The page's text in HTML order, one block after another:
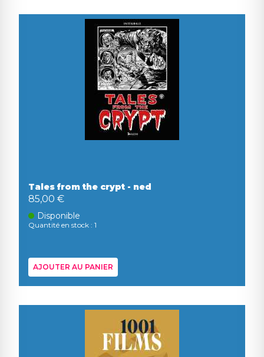
Tales from the crypt - ned
85,00 €
Disponible
Quantité en stock : 1
AJOUTER AU PANIER